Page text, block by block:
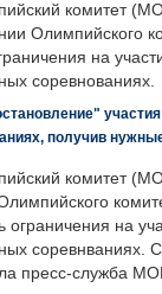
комитет
Олимпийского
на
соревнованиях.
получив
комитет
ограничения на
соревнваниях.
пресс-служба